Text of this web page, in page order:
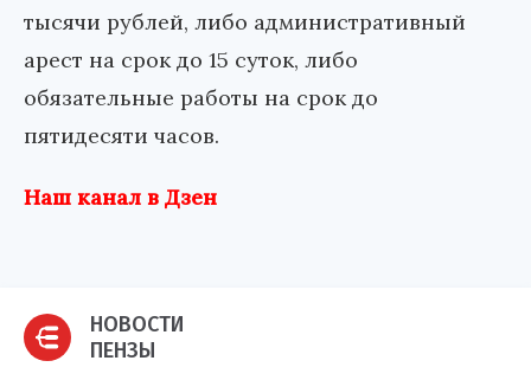
тысячи рублей, либо административный
арест на срок до 15 суток, либо
обязательные работы на срок до
пятидесяти часов.
Наш канал в Дзен
НОВОСТИ
ПЕНЗЫ